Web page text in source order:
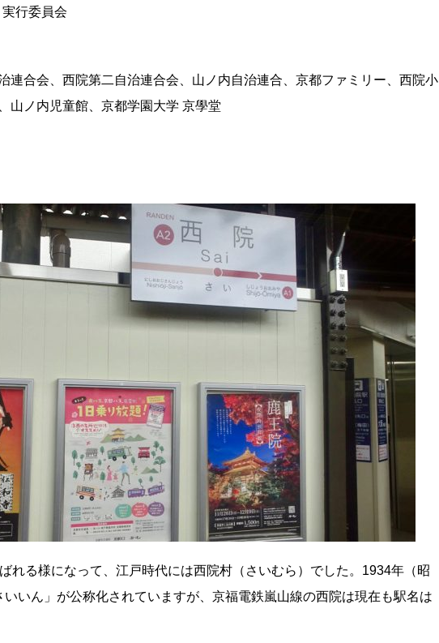
行委員会
連合会、西院第二自治連合会、山ノ内自治連合、京都ファミリー、西院小
山ノ内児童館、京都学園大学 京學堂
れる様になって、江戸時代には西院村（さいむら）でした。1934年（昭
いん」が公称化されていますが、京福電鉄嵐山線の西院は現在も駅名は